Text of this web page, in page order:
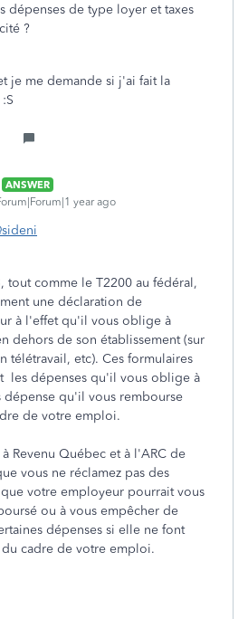
dépenses de type loyer et taxes
?
je me demande si j'ai fait la
ANSWER
year ago
tout comme le T2200 au fédéral,
une déclaration de
à l'effet qu'il vous oblige à
dehors de son établissement (sur
télétravail, etc). Ces formulaires
les dépenses qu'il vous oblige à
dépense qu'il vous rembourse
de votre emploi.
à Revenu Québec et à l'ARC de
vous ne réclamez pas des
votre employeur pourrait vous
ou à vous empêcher de
dépenses si elle ne font
du cadre de votre emploi.